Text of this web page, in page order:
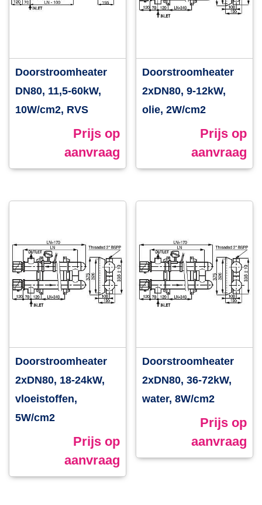
Doorstroomheater
DN80, 11,5-60kW,
10W/cm2, RVS
Prijs op
aanvraag
Doorstroomheater
2xDN80, 9-12kW,
olie, 2W/cm2
Prijs op
aanvraag
Doorstroomheater
2xDN80, 18-24kW,
vloeistoffen,
5W/cm2
Prijs op
aanvraag
Doorstroomheater
2xDN80, 36-72kW,
water, 8W/cm2
Prijs op
aanvraag